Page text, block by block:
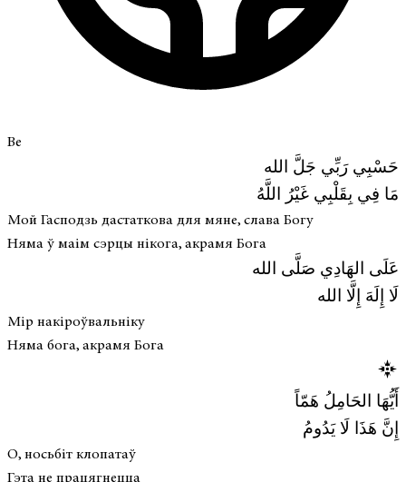
Be
حَسْبِي رَبِّي جَلَّ الله
مَا فِي بِقَلْبِي غَيْرُ اللَّهُ
Мой Гасподзь дастаткова для мяне, слава Богу
Няма ў маім сэрцы нікога, акрамя Бога
عَلَى الهَادِي صَلَّى الله
لَا إِلَهَ إِلَّا الله
Мір накіроўвальніку
Няма бога, акрамя Бога
أَيُّهَا الحَامِلُ هَمّاً
إِنَّ هَذَا لَا يَدُومُ
О, носьбіт клопатаў
Гэта не працягнецца